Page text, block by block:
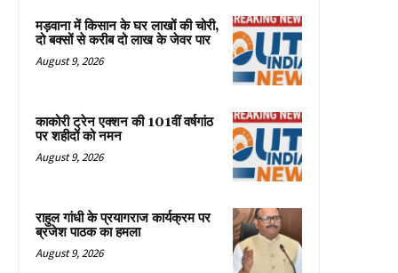
मड़वाना में किसान के घर लाखों की चोरी,
दो बक्सों से करीब दो लाख के जेवर पार
August 9, 2026
काकोरी ट्रेन एक्शन की 101वीं वर्षगांठ
पर शहीदों को नमन
August 9, 2026
राहुल गांधी के प्रयागराज कार्यक्रम पर
ब्रजेश पाठक का हमला
August 9, 2026